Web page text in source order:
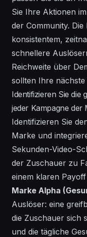
Sie Ihre Aktionen
der Community.
konsistentem,
schnellere
Reichweite über
sollten Ihre
Identifizieren Sie die
jeder Kampagne der
Identifizieren Sie
Marke und
Sekunden-Video-
der Zuschauer zu
einem klaren Payoff
Marke Alpha
Auslöser: eine
die Zuschauer sich
und die tägliche